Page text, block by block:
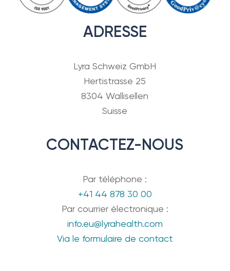
ADRESSE
Lyra Schweiz GmbH
Hertistrasse 25
8304 Wallisellen
Suisse
CONTACTEZ-NOUS
Par téléphone :
+41 44 878 30 00
Par courrier électronique :
info.eu@lyrahealth.com
Via le formulaire de contact